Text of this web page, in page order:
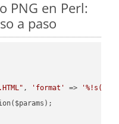
PNG en Perl:
a paso
, 'format' =>